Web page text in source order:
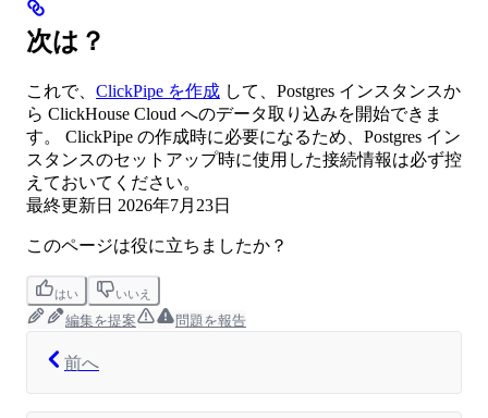
次は？
これで、 ClickPipe を作成 して、Postgres インスタンスか
ら ClickHouse Cloud へのデータ取り込みを開始できま
す。 ClickPipe の作成時に必要になるため、Postgres イン
スタンスのセットアップ時に使用した接続情報は必ず控
えておいてください。
最終更新日 2026年7月23日
このページは役に立ちましたか？
はい いいえ
編集を提案 問題を報告
前へ